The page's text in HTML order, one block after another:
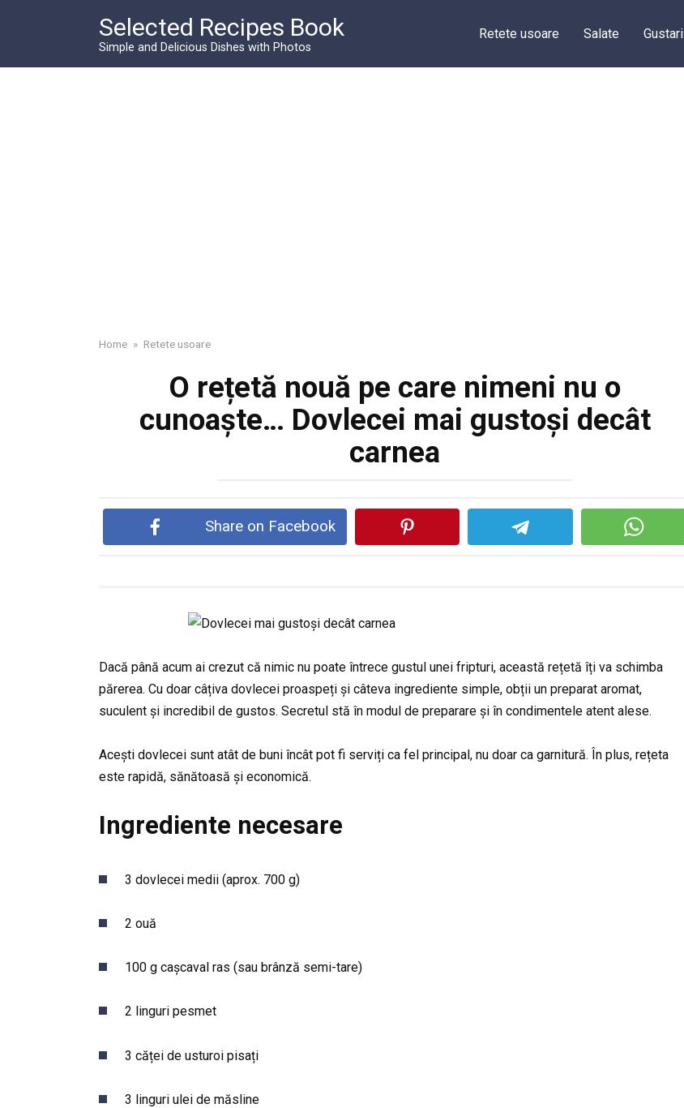
Selected Recipes Book
Simple and Delicious Dishes with Photos
Retete usoare Salate Gustari
Home » Retete usoare
O rețetă nouă pe care nimeni nu o
cunoaște… Dovlecei mai gustoși decât
carnea
Share on Facebook
Dacă până acum ai crezut că nimic nu poate întrece gustul unei fripturi, această rețetă îți va schimba
părerea. Cu doar câțiva dovlecei proaspeți și câteva ingrediente simple, obții un preparat aromat,
suculent și incredibil de gustos. Secretul stă în modul de preparare și în condimentele atent alese.
Acești dovlecei sunt atât de buni încât pot fi serviți ca fel principal, nu doar ca garnitură. În plus, rețeta
este rapidă, sănătoasă și economică.
Ingrediente necesare
3 dovlecei medii (aprox. 700 g)
2 ouă
100 g cașcaval ras (sau brânză semi-tare)
2 linguri pesmet
3 căței de usturoi pisați
3 linguri ulei de măsline